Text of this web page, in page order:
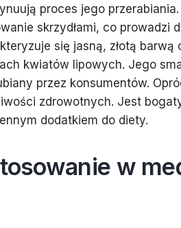
proces jego
skrzydłami, co prowadzi
się jasną, złotą barwą
kwiatów lipowych. Jego
przez konsumentów.
zdrowotnych. Jest
dodatkiem do diety.
w